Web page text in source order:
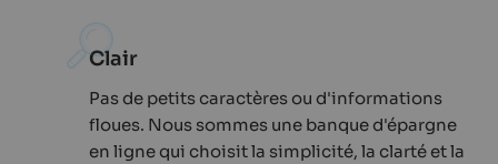
Clair
Pas de petits caractères ou d'informations
floues. Nous sommes une banque d'épargne
en ligne qui choisit la simplicité, la clarté et la